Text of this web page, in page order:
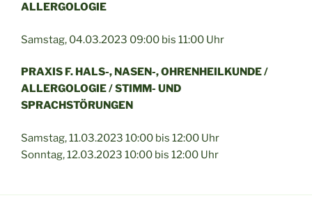
ALLERGOLOGIE
Samstag, 04.03.2023 09:00 bis 11:00 Uhr
PRAXIS F. HALS-, NASEN-, OHRENHEILKUNDE /
ALLERGOLOGIE / STIMM- UND
SPRACHSTÖRUNGEN
Samstag, 11.03.2023 10:00 bis 12:00 Uhr
Sonntag, 12.03.2023 10:00 bis 12:00 Uhr